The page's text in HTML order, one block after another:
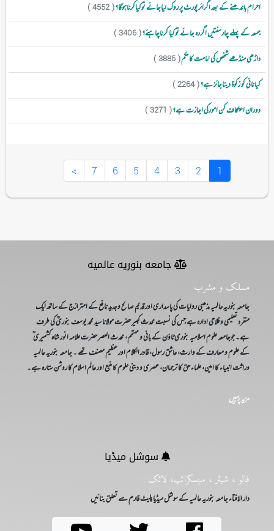
احرام باندھنے کے بعد اگرائرپورٹ پر روک لیاجائے توکیاکرناہوگا؟( 4552 )
جمعہ کے پہلے چارسنتیں اگررہ جائے توکیا کرناچاہئے؟( 3406 )
داڑھی منڈھے شخص کی امامت کا حکم( 3885 )
کیانانی کو زکوۃ دیناجائز ہے؟( 2264 )
دوران اعتکاف کن امورکی اجازت ہے؟( 3271 )
1
(
c
u
e
2
3
4
5
6
7
>
جامعه بنوریه عالمیه
مسلک و مشرب
جامعہ بنوریہ عالمیہ مذھبی روایات کی پاسداری اور قدیم صالح وجدید نافع کے امترازج کے ساتھ ایک
منفرد تعلیمی و فلاحی ادارہ ہے جس کی نسبت محدث کبیر حضرت مولانا سید محمد یوسف بنوریؒ کی طرف
ہے۔ جوجامعہ علوم اسلامیہ بنوری ٹاؤن کے بانی و مہتمم، محدث العصر حضرت علامہ انور شاہ کشمیری ؒ
کے علوم و معارف کے وارث، عاشق رسول، قادر الکلام اور عظیم مصنف تھے ۔ جامعہ بنوریہ عالمیہ
وراثت انبیاء کا امین، علماء حق کا ترجمان، عصری و دینی علوم کا منبع اور عالم اسلام کا روشن ستارہ ہے۔
مزید پڑہیں
سوشل میڈیا
فالو ، شیئر ، سبسکرائب، لائک
دار الافتاء جامعہ بنوریہ عالمیہ کے سوشل میڈیا پلیٹ فارم سے تعلق بنائیں